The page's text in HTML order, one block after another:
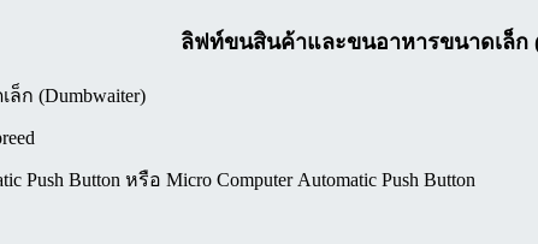
ลิฟท์ขนสินค้าและขนอาหารขนาดเล็ก
(Dumbwaiter)
Push Button หรือ Micro Computer Automatic Push Button